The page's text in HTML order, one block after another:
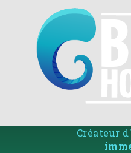
Créateur